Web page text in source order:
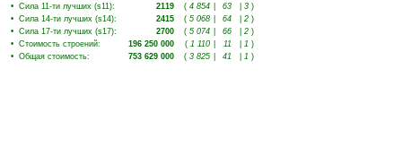
• Сила 11-ти лучших (s11): 2119 ( 4 854 63 3 )
• Сила 14-ти лучших (s14): 2415 ( 5 068 64 2 )
• Сила 17-ти лучших (s17): 2700 ( 5 074 66 2 )
• Стоимость строений: 196 250 000 ( 1 110 11 1 )
• Общая стоимость: 753 629 000 ( 3 825 41 1 )